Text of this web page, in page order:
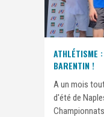
ATHLÉTISME
BARENTIN !
A un mois
d'été de